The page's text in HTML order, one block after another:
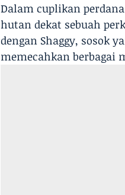
Dalam cuplikan
hutan dekat sebuah
dengan Shaggy, sosok
memecahkan berbagai